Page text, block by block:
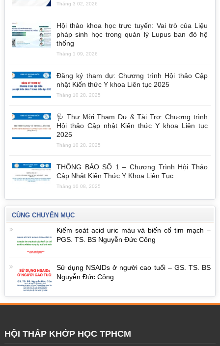
Tháng 3 02, 2026
Hội thảo khoa học trực tuyến: Vai trò của Liệu
pháp sinh học trong quản lý Lupus ban đỏ hệ
thống
Tháng 1 09, 2026
Đăng ký tham dự: Chương trình Hội thảo Cập
nhật Kiến thức Y khoa Liên tục 2025
Tháng 10 28, 2025
🩺 Thư Mời Tham Dự & Tài Trợ: Chương trình
Hội thảo Cập nhật Kiến thức Y khoa Liên tục
2025
Tháng 10 28, 2025
THÔNG BÁO SỐ 1 – Chương Trình Hội Thảo
Cập Nhật Kiến Thức Y Khoa Liên Tục
Tháng 10 08, 2025
CÙNG CHUYÊN MỤC
Kiểm soát acid uric máu và biến cố tim mạch –
PGS. TS. BS Nguyễn Đức Công
Sử dụng NSAIDs ở người cao tuổi – GS. TS. BS
Nguyễn Đức Công
HỘI THẤP KHỚP HỌC TPHCM